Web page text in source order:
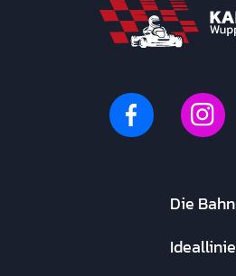
Die Bahn
Ideallinie